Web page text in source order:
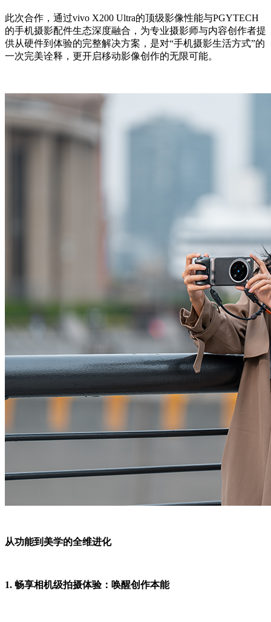
此次合作，通过vivo X200 Ultra的顶级影像性能与PGYTECH
的手机摄影配件生态深度融合，为专业摄影师与内容创作者提
供从硬件到体验的完整解决方案，是对“手机摄影生活方式”的
一次完美诠释，更开启移动影像创作的无限可能。
从功能到美学的全维进化
1. 畅享相机级拍摄体验：唤醒创作本能